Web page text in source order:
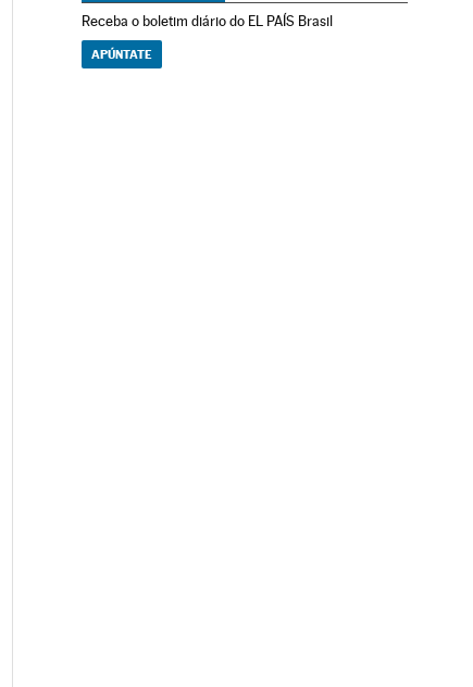
Receba o boletim diário do EL PAÍS Brasil
APÚNTATE